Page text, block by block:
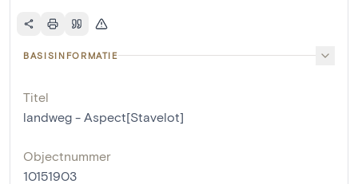
BASISINFORMATIE
Titel
landweg - Aspect[Stavelot]
Objectnummer
10151903